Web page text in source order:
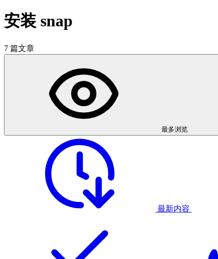
安装 snap
7 篇文章
最多浏览
最新内容